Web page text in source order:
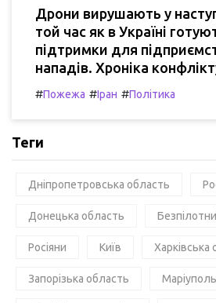
Дрони вирушають у
той час як в Україні
підтримки для
нападів. Хроніка
#Пожежа #Іран #Політика
Теги
Дніпропетровська область
Донецька область
Росіяни Київ Харківська
Запорізька область Маріуполь